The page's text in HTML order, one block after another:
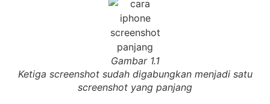
Gambar 1.1
Ketiga screenshot sudah digabungkan menjadi satu
screenshot yang panjang